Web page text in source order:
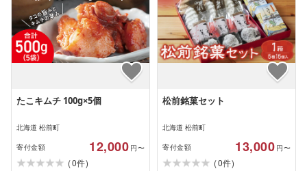
たこキムチ 100g×5個
北海道 松前町
寄付金額 12,000 円〜
(0件)
松前銘菓セット
北海道 松前町
寄付金額 13,000 円〜
(0件)